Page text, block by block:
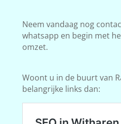
Neem vandaag nog
whatsapp en begin met
omzet.
Woont u in de buurt van
belangrijke links dan: